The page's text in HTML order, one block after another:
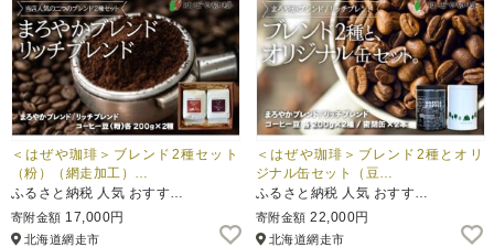
＜はぜや珈琲＞ブレンド2種セット
（粉）（網走加工）…
ふるさと納税 人気 おすす…
寄附金額 17,000円
北海道網走市
＜はぜや珈琲＞ブレンド2種とオリ
ジナル缶セット（豆…
ふるさと納税 人気 おすす…
寄附金額 22,000円
北海道網走市